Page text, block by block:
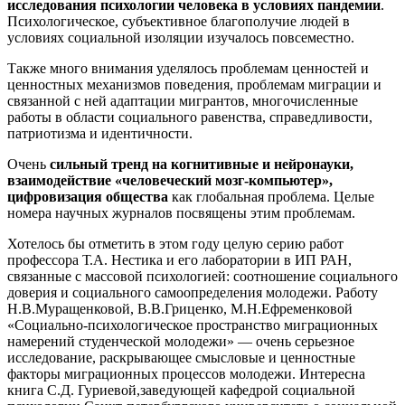
исследования психологии человека в условиях пандемии.
Психологическое, субъективное благополучие людей в
условиях социальной изоляции изучалось повсеместно.
Также много внимания уделялось проблемам ценностей и
ценностных механизмов поведения, проблемам миграции и
связанной с ней адаптации мигрантов, многочисленные
работы в области социального равенства, справедливости,
патриотизма и идентичности.
Очень сильный тренд на когнитивные и нейронауки,
взаимодействие «человеческий мозг-компьютер»,
цифровизация общества как глобальная проблема. Целые
номера научных журналов посвящены этим проблемам.
Хотелось бы отметить в этом году целую серию работ
профессора Т.А. Нестика и его лаборатории в ИП РАН,
связанные с массовой психологией: соотношение социального
доверия и социального самоопределения молодежи. Работу
Н.В.Муращенковой, В.В.Гриценко, М.Н.Ефременковой
«Социально-психологическое пространство миграционных
намерений студенческой молодежи» — очень серьезное
исследование, раскрывающее смысловые и ценностные
факторы миграционных процессов молодежи. Интересна
книга С.Д. Гуриевой,заведующей кафедрой социальной